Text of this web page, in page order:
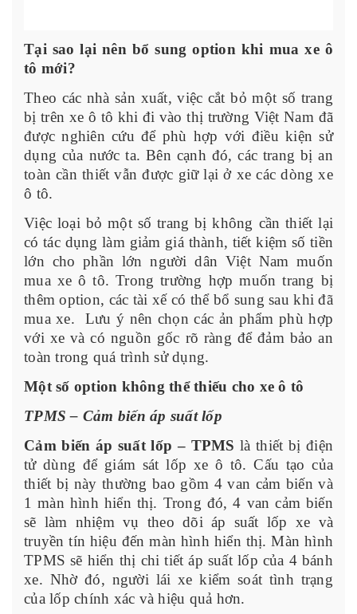
Tại sao lại nên bổ sung option khi mua xe ô
tô mới?
Theo các nhà sản xuất, việc cắt bỏ một số trang
bị trên xe ô tô khi đi vào thị trường Việt Nam đã
được nghiên cứu để phù hợp với điều kiện sử
dụng của nước ta. Bên cạnh đó, các trang bị an
toàn cần thiết vẫn được giữ lại ở xe các dòng xe
ô tô.
Việc loại bỏ một số trang bị không cần thiết lại
có tác dụng làm giảm giá thành, tiết kiệm số tiền
lớn cho phần lớn người dân Việt Nam muốn
mua xe ô tô. Trong trường hợp muốn trang bị
thêm option, các tài xế có thể bổ sung sau khi đã
mua xe. Lưu ý nên chọn các ản phẩm phù hợp
với xe và có nguồn gốc rõ ràng để đảm bảo an
toàn trong quá trình sử dụng.
Một số option không thể thiếu cho xe ô tô
TPMS – Cảm biến áp suất lốp
Cảm biến áp suất lốp – TPMS là thiết bị điện
tử dùng để giám sát lốp xe ô tô. Cấu tạo của
thiết bị này thường bao gồm 4 van cảm biến và
1 màn hình hiển thị. Trong đó, 4 van cảm biến
sẽ làm nhiệm vụ theo dõi áp suất lốp xe và
truyền tín hiệu đến màn hình hiển thị. Màn hình
TPMS sẽ hiển thị chi tiết áp suất lốp của 4 bánh
xe. Nhờ đó, người lái xe kiểm soát tình trạng
của lốp chính xác và hiệu quả hơn.